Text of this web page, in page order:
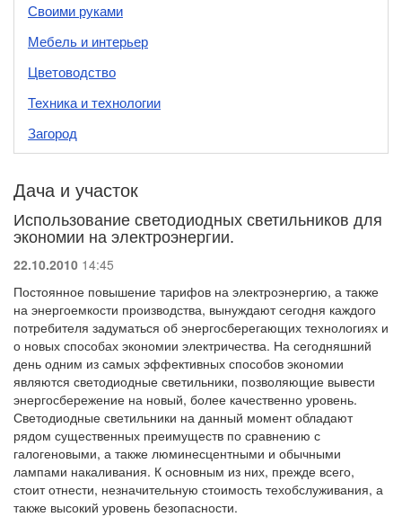
Своими руками
Мебель и интерьер
Цветоводство
Техника и технологии
Загород
Дача и участок
Использование светодиодных светильников для
экономии на электроэнергии.
22.10.2010 14:45
Постоянное повышение тарифов на электроэнергию, а также
на энергоемкости производства, вынуждают сегодня каждого
потребителя задуматься об энергосберегающих технологиях и
о новых способах экономии электричества. На сегодняшний
день одним из самых эффективных способов экономии
являются светодиодные светильники, позволяющие вывести
энергосбережение на новый, более качественно уровень.
Светодиодные светильники на данный момент обладают
рядом существенных преимуществ по сравнению с
галогеновыми, а также люминесцентными и обычными
лампами накаливания. К основным из них, прежде всего,
стоит отнести, незначительную стоимость техобслуживания, а
также высокий уровень безопасности.